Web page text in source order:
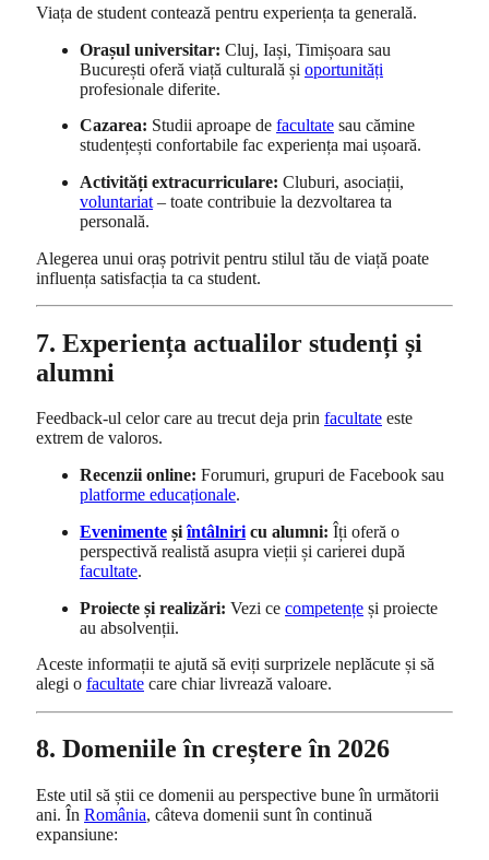
Viața de student contează pentru experiența ta generală.
Orașul universitar: Cluj, Iași, Timișoara sau
București oferă viață culturală și oportunități
profesionale diferite.
Cazarea: Studii aproape de facultate sau cămine
studențești confortabile fac experiența mai ușoară.
Activități extracurriculare: Cluburi, asociații,
voluntariat – toate contribuie la dezvoltarea ta
personală.
Alegerea unui oraș potrivit pentru stilul tău de viață poate
influența satisfacția ta ca student.
7. Experiența actualilor studenți și
alumni
Feedback-ul celor care au trecut deja prin facultate este
extrem de valoros.
Recenzii online: Forumuri, grupuri de Facebook sau
platforme educaționale.
Evenimente șiîntâlniri cu alumni: Îți oferă o
perspectivă realistă asupra vieții și carierei după
facultate.
Proiecte și realizări: Vezi ce competențe și proiecte
au absolvenții.
Aceste informații te ajută să eviți surprizele neplăcute și să
alegi o facultate care chiar livrează valoare.
8. Domeniile în creștere în 2026
Este util să știi ce domenii au perspective bune în următorii
ani. În România, câteva domenii sunt în continuă
expansiune: